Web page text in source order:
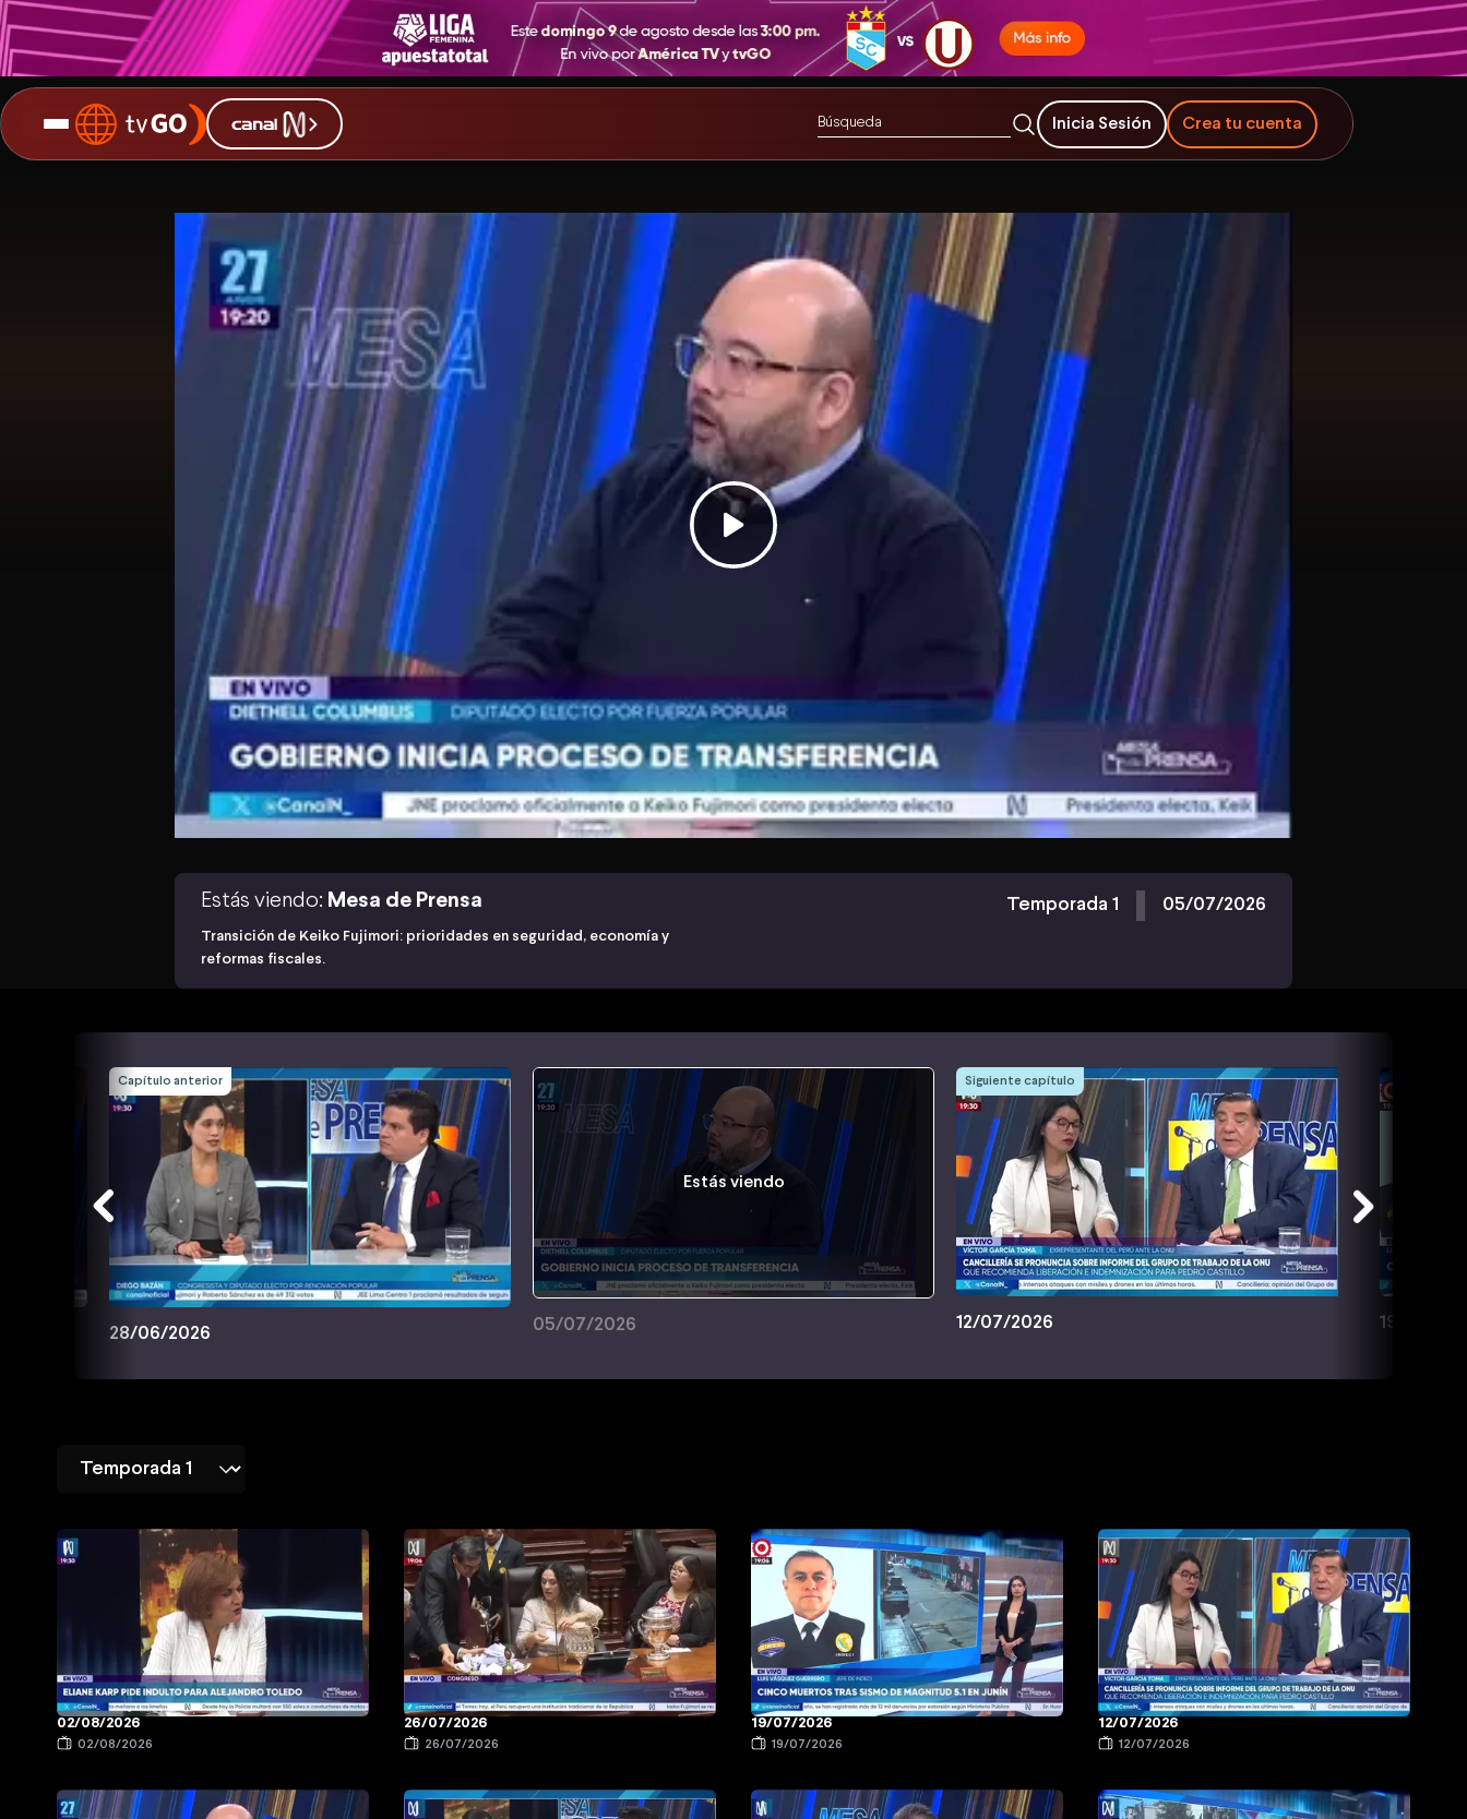
Inicia Sesión Crea tu cuenta
Estás viendo: Mesa de Prensa
Transición de Keiko Fujimori: prioridades en seguridad, economía y
reformas fiscales.
Temporada 1 05/07/2026
Capítulo anterior
28/06/2026
Estás viendo
05/07/2026
Siguiente capítulo
12/07/2026 19/07/
02/08/2026
02/08/2026
26/07/2026
26/07/2026
19/07/2026
19/07/2026
12/07/2026
12/07/2026